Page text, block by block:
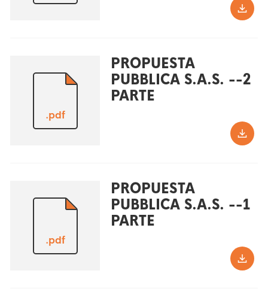
.pdf
PROPUESTA
PUBBLICA S.A.S. --2
PARTE
.pdf
PROPUESTA
PUBBLICA S.A.S. --1
PARTE